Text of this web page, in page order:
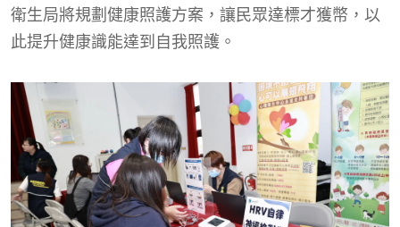
衛生局將規劃健康照護方案，讓民眾達標才獲幣，以
此提升健康識能達到自我照護。